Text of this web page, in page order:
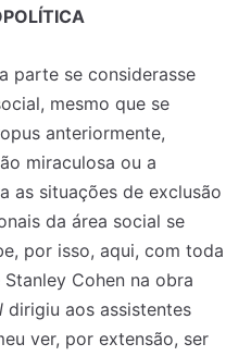
parte se considerasse
mesmo que se
anteriormente,
miraculosa ou a
as situações de exclusão
da área social se
por isso, aqui, com toda
Cohen na obra
dirigiu aos assistentes
ver, por extensão, ser